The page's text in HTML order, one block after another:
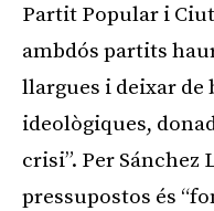
Partit Popular i
ambdós partits
llargues i deixar de
ideològiques,
crisi”. Per Sánchez
pressupostos és